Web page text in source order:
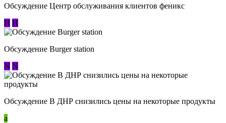
Обсуждение Центр обслуживания клиентов феникс
Н Н
Обсуждение Burger station
N N
Обсуждение В ДНР снизились цены на некоторые продукты
a